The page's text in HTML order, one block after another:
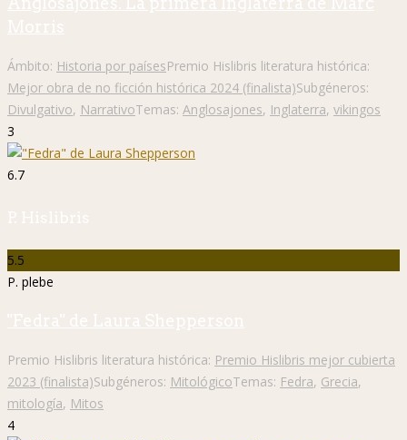
Morris
Ámbito: Historia por paísesPremio Hislibris literatura histórica:
Mejor obra de no ficción histórica 2024 (finalista)Subgéneros:
Divulgativo, NarrativoTemas: Anglosajones, Inglaterra, vikingos
3
6.7
P. Hislibris
5.5
P. plebe
"Fedra" de Laura Shepperson
Premio Hislibris literatura histórica: Premio Hislibris mejor cubierta
2023 (finalista)Subgéneros: MitológicoTemas: Fedra, Grecia,
mitología, Mitos
4